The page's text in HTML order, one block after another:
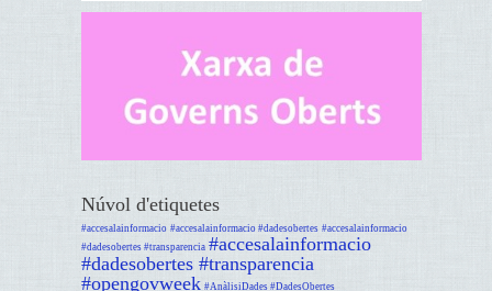
Núvol d'etiquetes
#accesalainformacio #accesalainformacio #dadesobertes #accesalainformacio
#dadesobertes #transparencia #accesalainformacio
#dadesobertes #transparencia
#opengovweek #AnàlisiDades #DadesObertes